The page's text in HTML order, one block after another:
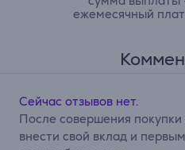
ежемесячный
Сейчас отзывов нет.
После совершения
внести свой вклад и